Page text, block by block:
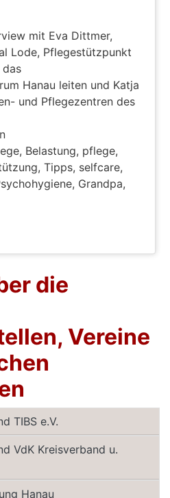
mit Eva Dittmer,
Lode, Pflegestützpunkt
das
Hanau leiten und Katja
und Pflegezentren des
Belastung, pflege,
Tipps, selfcare,
Grandpa,
die
Vereine
TIBS e.V.
VdK Kreisverband u.
Hanau